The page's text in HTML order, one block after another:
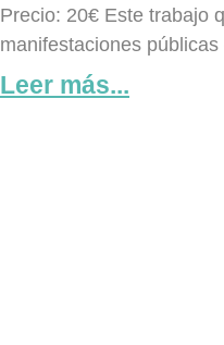
Precio: 20€ Este trabajo
manifestaciones
Leer más...